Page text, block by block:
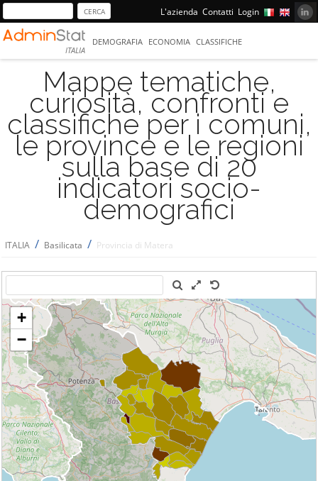
L'azienda Contatti Login
ITALIA
DEMOGRAFIA ECONOMIA CLASSIFICHE
Mappe tematiche,
curiosità, confronti e
classifiche per i comuni,
le province e le regioni
sulla base di 20
indicatori socio-
demografici
ITALIA / Basilicata / Provincia di Matera